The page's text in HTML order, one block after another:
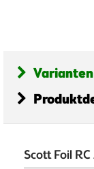
Scott Foil